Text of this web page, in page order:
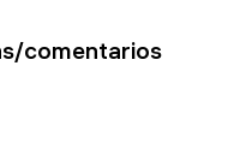
comentarios